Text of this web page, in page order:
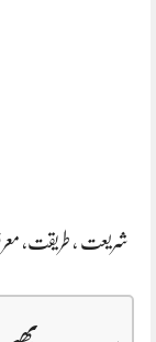
شریعت , طریقت,